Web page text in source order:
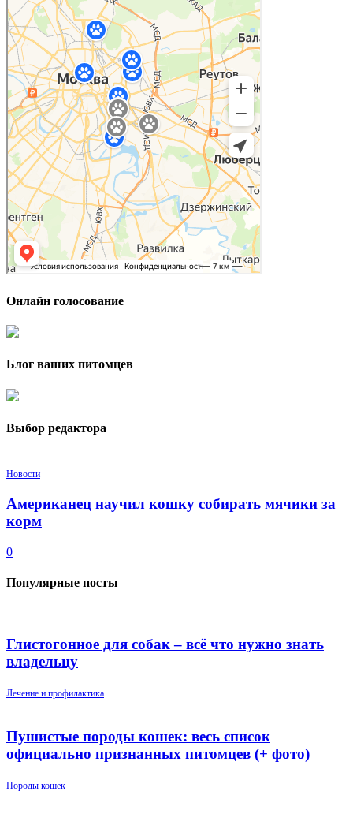
Онлайн голосование
Блог ваших питомцев
Выбор редактора
Новости
Американец научил кошку собирать мячики за
корм
0
Популярные посты
Глистогонное для собак – всё что нужно знать
владельцу
Лечение и профилактика
Пушистые породы кошек: весь список
официально признанных питомцев (+ фото)
Породы кошек